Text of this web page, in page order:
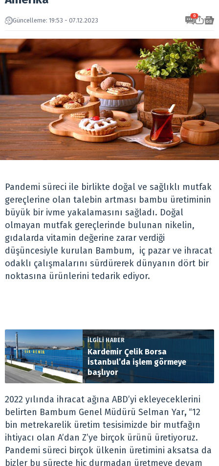
Güncelleme: 19:53 - 07.12.2023
0
Pandemi süreci ile birlikte doğal ve sağlıklı mutfak
gereçlerine olan talebin artması bambu üretiminin
büyük bir ivme yakalamasını sağladı. Doğal
olmayan mutfak gereçlerinde bulunan nikelin,
gıdalarda vitamin değerine zarar verdiği
düşüncesiyle kurulan Bambum, iç pazar ve ihracat
odaklı çalışmalarını sürdürerek dünyanın dört bir
noktasına ürünlerini tedarik ediyor.
İLGİLİ HABER
Kardemir Çelik Borsa
İstanbul’da işlem görmeye
başlıyor
2022 yılında ihracat ağına ABD’yi ekleyeceklerini
belirten Bambum Genel Müdürü Selman Yar, “12
bin metrekarelik üretim tesisimizde bir mutfağın
ihtiyacı olan A’dan Z’ye birçok ürünü üretiyoruz.
Pandemi süreci birçok ülkenin üretimini aksatsa da
bizler bu süreçte hiç durmadan üretmeye devam